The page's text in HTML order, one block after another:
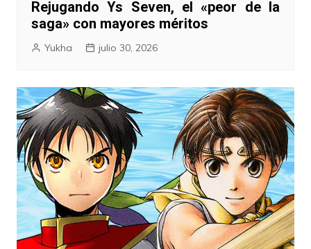
Rejugando Ys Seven, el «peor de la
saga» con mayores méritos
Yukha julio 30, 2026